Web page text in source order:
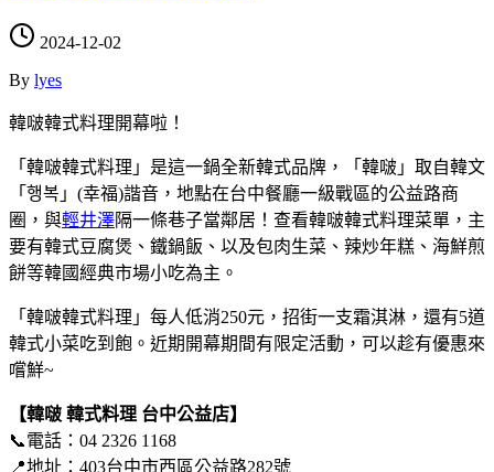
2024-12-02
By lyes
韓啵韓式料理開幕啦！
「韓啵韓式料理」是這一鍋全新韓式品牌，「韓啵」取自韓文
「행복」(幸福)諧音，地點在台中餐廳一級戰區的公益路商
圈，與輕井澤隔一條巷子當鄰居！查看韓啵韓式料理菜單，主
要有韓式豆腐煲、鐵鍋飯、以及包肉生菜、辣炒年糕、海鮮煎
餅等韓國經典市場小吃為主。
「韓啵韓式料理」每人低消250元，招街一支霜淇淋，還有5道
韓式小菜吃到飽。近期開幕期間有限定活動，可以趁有優惠來
嚐鮮~
【韓啵 韓式料理 台中公益店】
📞電話：04 2326 1168
📍地址：403台中市西區公益路282號